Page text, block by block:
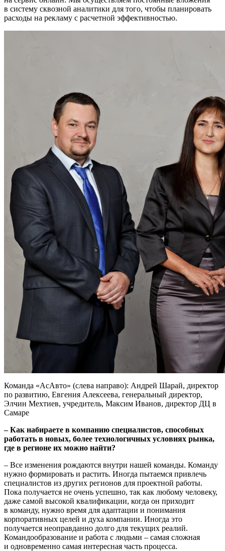
в систему сквозной аналитики для того, чтобы планировать
расходы на рекламу с расчетной эффективностью.
Команда «АсАвто» (слева направо): Андрей Шарай, директор
по развитию, Евгения Алексеева, генеральный директор,
Элчин Мехтиев, учредитель, Максим Иванов, директор ДЦ в
Самаре
– Как набираете в компанию специалистов, способных
рабо­тать в новых, более технологичных условиях рынка,
где в регионе их можно найти?
– Все изменения рождаются внутри нашей команды. Команду
нужно формировать и растить. Иногда пытаемся привлечь
специалистов из других регионов для проектной работы.
Пока получается не очень успешно, так как любому человеку,
даже самой высокой квалификации, когда он приходит
в команду, нужно время для адаптации и понимания
корпоративных целей и духа компании. Иногда это
получается неоправданно долго для текущих реалий.
Командообразование и работа с людьми – самая сложная
и одно­временно самая интересная часть процесса.